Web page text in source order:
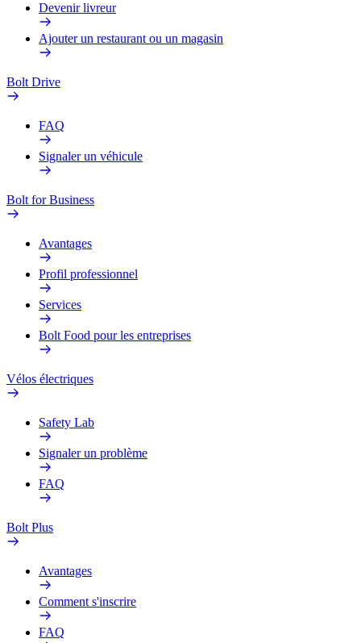
Devenir livreur
Ajouter un restaurant ou un magasin
Bolt Drive
FAQ
Signaler un véhicule
Bolt for Business
Avantages
Profil professionnel
Services
Bolt Food pour les entreprises
Vélos électriques
Safety Lab
Signaler un problème
FAQ
Bolt Plus
Avantages
Comment s'inscrire
FAQ